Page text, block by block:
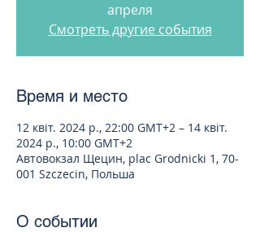
апреля
Смотреть другие события
Время и место
12 квіт. 2024 р., 22:00 GMT+2 – 14 квіт.
2024 р., 10:00 GMT+2
Автовокзал Щецин, plac Grodnicki 1, 70-
001 Szczecin, Польша
О событии